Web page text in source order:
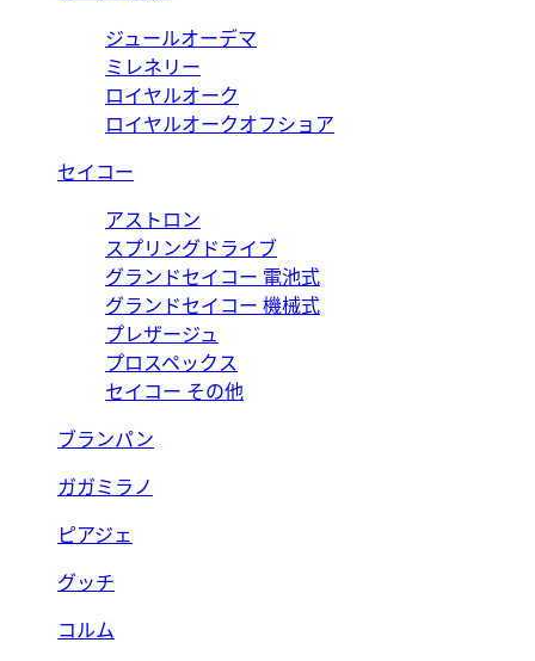
ジュールオーデマ
ミレネリー
ロイヤルオーク
ロイヤルオークオフショア
セイコー
アストロン
スプリングドライブ
グランドセイコー 電池式
グランドセイコー 機械式
プレザージュ
プロスペックス
セイコー その他
ブランパン
ガガミラノ
ピアジェ
グッチ
コルム